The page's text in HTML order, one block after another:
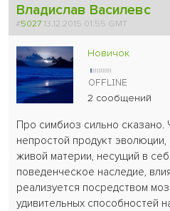
Владислав Василевс
#5027 13.12.2015 01:55 GMT
Новичок
2 сообщений
Про симбиоз сильно
непростой продукт эволюции,
живой материи, несущий в
поведенческое наследие,
реализуется посредством
удивительных способностей